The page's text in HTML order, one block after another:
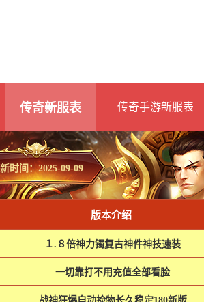
传奇新服表 传奇手游新服表
时间：2025-09-09
版本介绍
１.８倍神力镯复古神件神技速装
一切靠打不用充值全部看脸